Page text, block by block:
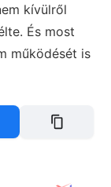
kívülről
És most
működését is